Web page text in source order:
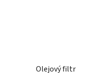
Olejový filtr